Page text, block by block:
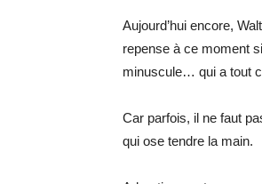
Aujourd’hui encore,
repense à ce moment
minuscule… qui a tout
Car parfois, il ne faut
qui ose tendre la main.